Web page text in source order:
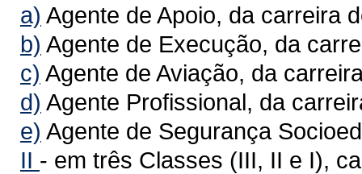
a) Agente de Apoio, da carreira
b) Agente de Execução, da
c) Agente de Aviação, da
d) Agente Profissional, da
e) Agente de Segurança
II - em três Classes (III, II e I),